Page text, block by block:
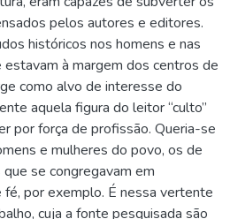
pelos autores e editores.
históricos nos homens e nas
estavam à margem dos centros de
como alvo de interesse do
aquela figura do leitor “culto”
por força de profissão. Queria-se
e mulheres do povo, os de
se congregavam em
fé, por exemplo. É nessa vertente
cuja a fonte pesquisada são